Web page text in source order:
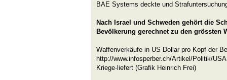
BAE Systems deckte und
Nach Israel und Schweden gehört die
Bevölkerung gerechnet zu den grössten
Waffenverkäufe in US Dollar pro Kopf der
http://www.infosperber.ch/Artikel/Politik/
Kriege-liefert (Grafik Heinrich Frei)